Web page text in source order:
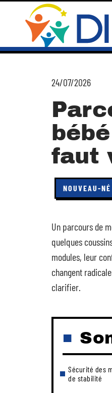
24/07/2026
faut
NOUVEAU-NÉ
Un parcours de
quelques
modules, leur
changent
clarifier.
Sécurité des
de stabilité